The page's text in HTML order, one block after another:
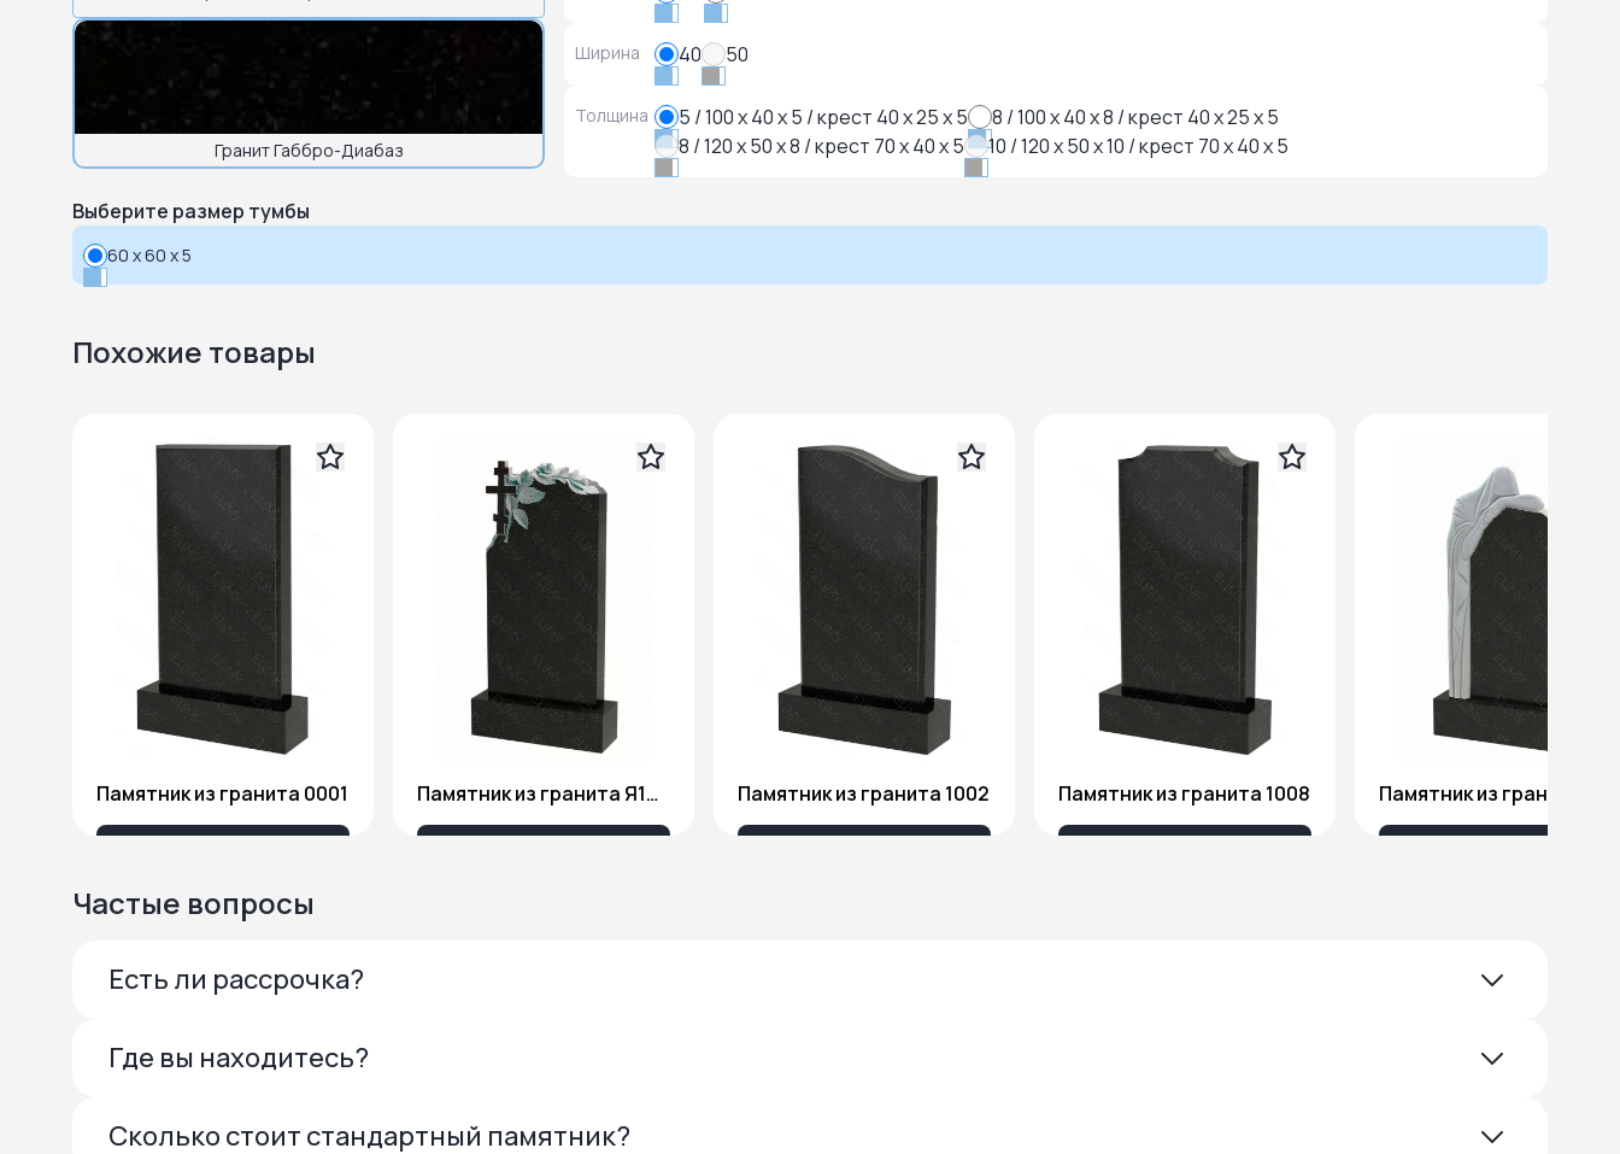
Гранит Габбро-Диабаз
Ширина 40 50
Толщина 5 / 100 x 40 x 5 / крест 40 x 25 x 5
8 / 100 x 40 x 8 / крест 40 x 25 x 5
8 / 120 x 50 x 8 / крест 70 x 40 x 5
10 / 120 x 50 x 10 / крест 70 x 40 x 5
Выберите размер тумбы
60 x 60 x 5
Похожие товары
Памятник из гранита 0001 Памятник из гранита Я1806 Памятник из гранита 1002 Памятник из гранита 1008
Частые вопросы
Есть ли рассрочка?
Где вы находитесь?
Сколько стоит стандартный памятник?